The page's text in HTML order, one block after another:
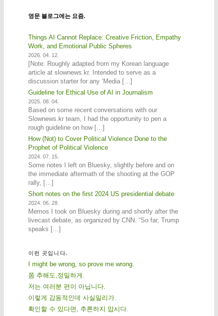
영문 블로그에는 요즘.
Things AI Cannot Replace: Creative Friction, Empathy
Work, and Emotional Public Spheres
2026. 04. 12.
[Note: Roughly adapted from my Korean language
article at slownews.kr. Intended to serve as a
discussion starter for any ‘Media […]
Guideline for Ethical Use of AI in Journalism
2025. 08. 04.
Based on some recent conversations with our
Slownews.kr team, I had the opportunity to pen a
rough guideline on how […]
How (Not) to Cover Political Violence Done to the
Prophet of Political Violence
2024. 07. 15.
Some notes I left on Bluesky, slightly before and on
the immediate aftermath of the shooting at the GOP
rally, […]
Short notes on the first 2024 US presidential debate
2024. 06. 28.
Memos I took on Bluesky during and shortly after the
livecast debate, as organized by CNN. “So far, Trump
speaks […]
이런 곳입니다.
I might be wrong, so prove me wrong.
쫌 추해도,정밀하게.
저는 여러분 편이 아닙니다.
이렇게 감동적인데 사실일리가.
확인할 수 있다면, 추론하지 맙시다.